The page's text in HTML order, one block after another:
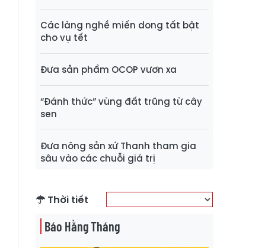
Các làng nghề miến dong tất bật
cho vụ tết
Đưa sản phẩm OCOP vươn xa
“Đánh thức” vùng đất trũng từ cây
sen
Đưa nông sản xứ Thanh tham gia
sâu vào các chuỗi giá trị
Thời tiết
Báo Hằng Tháng